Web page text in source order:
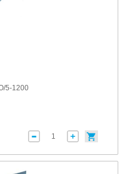
5-1200